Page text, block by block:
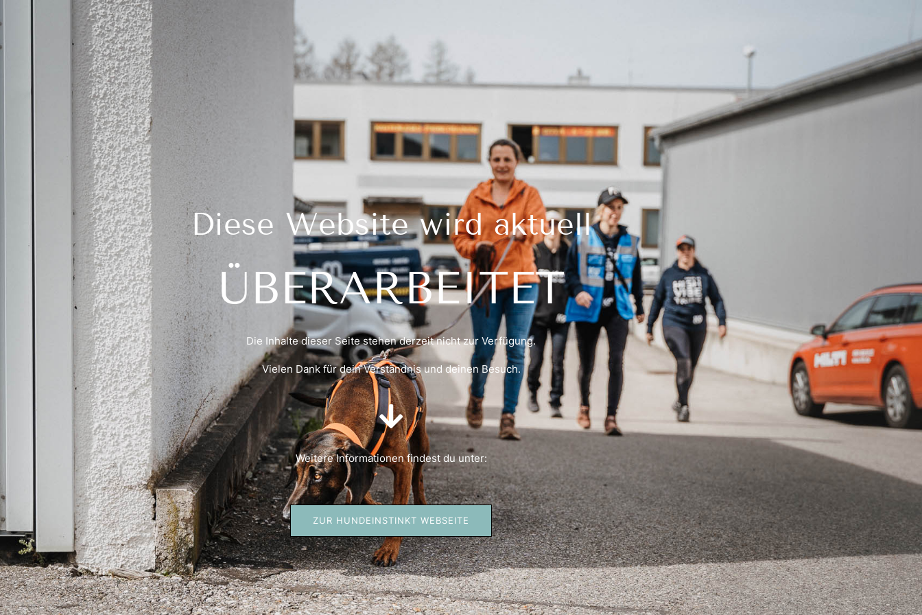
Diese Website wird aktuell
ÜBERARBEITET
Die Inhalte dieser Seite stehen derzeit nicht zur Verfügung.
Vielen Dank für dein Verständnis und deinen Besuch.
Weitere Informationen findest du unter:
ZUR HUNDEINSTINKT WEBSEITE